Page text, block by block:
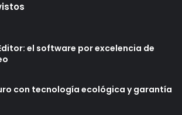
el software por excelencia de
con tecnología ecológica y garantía